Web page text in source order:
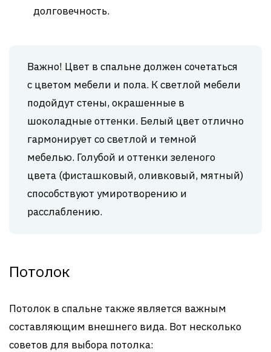
долговечность.
Важно! Цвет в спальне должен сочетаться
с цветом мебели и пола. К светлой мебели
подойдут стены, окрашенные в
шоколадные оттенки. Белый цвет отлично
гармонирует со светлой и темной
мебелью. Голубой и оттенки зеленого
цвета (фисташковый, оливковый, мятный)
способствуют умиротворению и
расслаблению.
Потолок
Потолок в спальне также является важным
составляющим внешнего вида. Вот несколько
советов для выбора потолка: